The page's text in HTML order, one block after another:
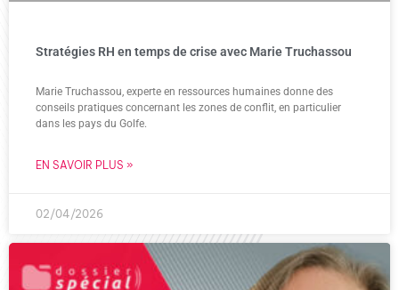
Stratégies RH en temps de crise avec Marie Truchassou
Marie Truchassou, experte en ressources humaines donne des
conseils pratiques concernant les zones de conflit, en particulier
dans les pays du Golfe.
EN SAVOIR PLUS »
02/04/2026